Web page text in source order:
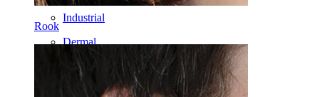
Rook
Industrial
Dermal
Helix
Kõrv